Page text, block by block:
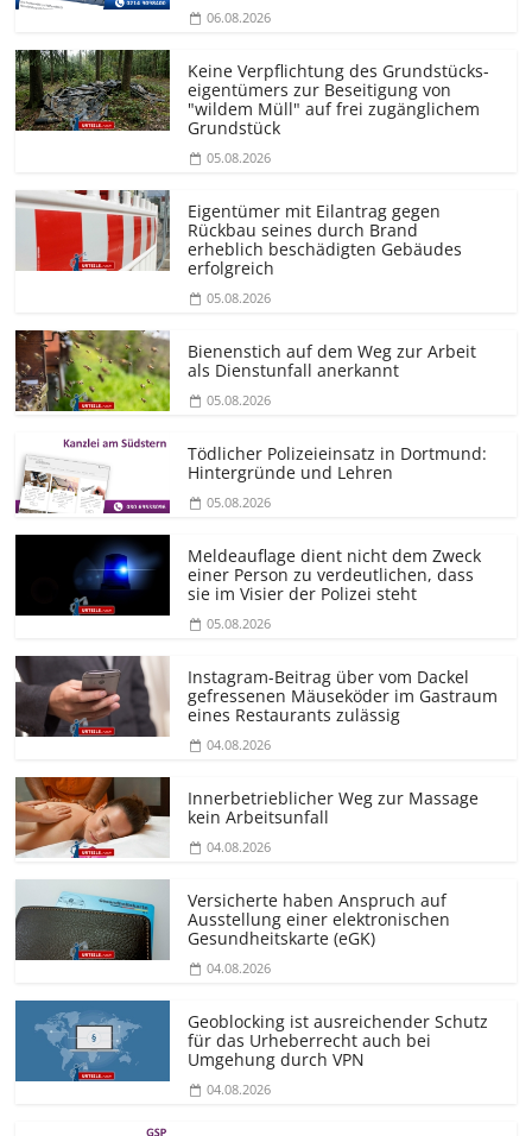
06.08.2026
Keine Verpflichtung des Grundstücks­
eigentümers zur Beseitigung von
"wildem Müll" auf frei zugänglichem
Grundstück
05.08.2026
Eigentümer mit Eilantrag gegen
Rückbau seines durch Brand
erheblich beschädigten Gebäudes
erfolgreich
05.08.2026
Bienenstich auf dem Weg zur Arbeit
als Dienstunfall anerkannt
05.08.2026
Tödlicher Polizeieinsatz in Dortmund:
Hintergründe und Lehren
05.08.2026
Meldeauflage dient nicht dem Zweck
einer Person zu verdeutlichen, dass
sie im Visier der Polizei steht
05.08.2026
Instagram-Beitrag über vom Dackel
gefressenen Mäuseköder im Gastraum
eines Restaurants zulässig
04.08.2026
Innerbetrieblicher Weg zur Massage
kein Arbeitsunfall
04.08.2026
Versicherte haben Anspruch auf
Ausstellung einer elektronischen
Gesundheitskarte (eGK)
04.08.2026
Geoblocking ist ausreichender Schutz
für das Urheberrecht auch bei
Umgehung durch VPN
04.08.2026